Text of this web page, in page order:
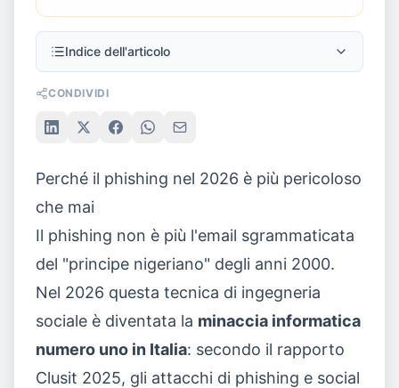
Indice dell'articolo
CONDIVIDI
Perché il phishing nel 2026 è più pericoloso
che mai
Il phishing non è più l'email sgrammaticata
del "principe nigeriano" degli anni 2000.
Nel 2026 questa tecnica di ingegneria
sociale è diventata la minaccia informatica
numero uno in Italia: secondo il rapporto
Clusit 2025, gli attacchi di phishing e social